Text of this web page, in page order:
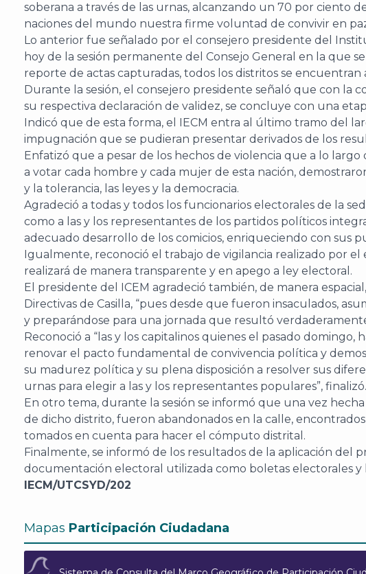
soberana a través de las urnas, alcanzando un 70 por ciento
naciones del mundo nuestra firme voluntad de convivir en
Lo anterior fue señalado por el consejero presidente del
hoy de la sesión permanente del Consejo General en la que
reporte de actas capturadas, todos los distritos se
Durante la sesión, el consejero presidente señaló que con la
su respectiva declaración de validez, se concluye con una
Indicó que de esta forma, el IECM entra al último tramo del
impugnación que se pudieran presentar derivados de los
Enfatizó que a pesar de los hechos de violencia que a lo
a votar cada hombre y cada mujer de esta nación,
y la tolerancia, las leyes y la democracia.
Agradeció a todas y todos los funcionarios electorales de la
como a las y los representantes de los partidos políticos
adecuado desarrollo de los comicios, enriqueciendo con sus
Igualmente, reconoció el trabajo de vigilancia realizado por
realizará de manera transparente y en apego a ley electoral.
El presidente del ICEM agradeció también, de manera
Directivas de Casilla, “pues desde que fueron insaculados,
y preparándose para una jornada que resultó
Reconoció a “las y los capitalinos quienes el pasado
renovar el pacto fundamental de convivencia política y
su madurez política y su plena disposición a resolver sus
urnas para elegir a las y los representantes populares”, finalizó.
En otro tema, durante la sesión se informó que una vez
de dicho distrito, fueron abandonados en la calle,
tomados en cuenta para hacer el cómputo distrital.
Finalmente, se informó de los resultados de la aplicación del
documentación electoral utilizada como boletas electorales y
IECM/UTCSYD/202
Mapas Participación Ciudadana